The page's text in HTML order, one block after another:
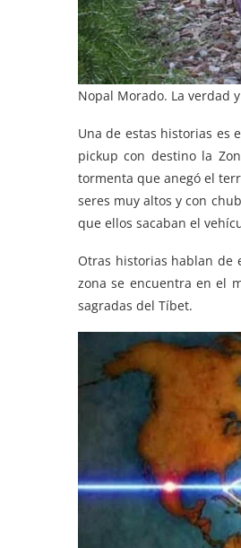
Nopal Morado. La verdad
Una de estas historias es
pickup con destino la
tormenta que anegó el
seres muy altos y con
que ellos sacaban el
Otras historias hablan de
zona se encuentra en el
sagradas del Tíbet.